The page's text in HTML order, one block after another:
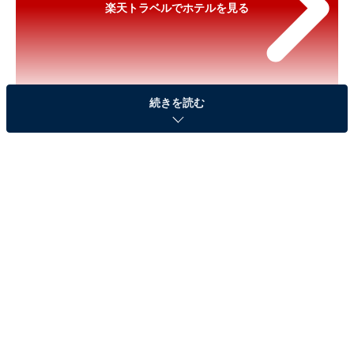
楽天トラベルでホテルを見る
※以下のセール情報は2025年10月14日17時45分現在の
続きを読む